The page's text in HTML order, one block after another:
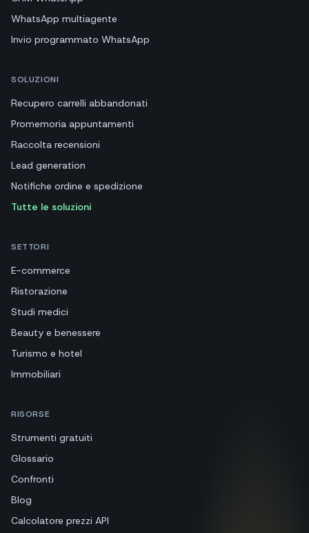
WhatsApp multiagente
Invio programmato WhatsApp
SOLUZIONI
Recupero carrelli abbandonati
Promemoria appuntamenti
Raccolta recensioni
Lead generation
Notifiche ordine e spedizione
Tutte le soluzioni
SETTORI
E-commerce
Ristorazione
Studi medici
Beauty e benessere
Turismo e hotel
Immobiliari
RISORSE
Strumenti gratuiti
Glossario
Confronti
Blog
Calcolatore prezzi API